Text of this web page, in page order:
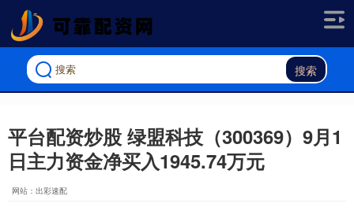
搜索
平台配资炒股 绿盟科技（300369）9月1
日主力资金净买入1945.74万元
网站：出彩速配